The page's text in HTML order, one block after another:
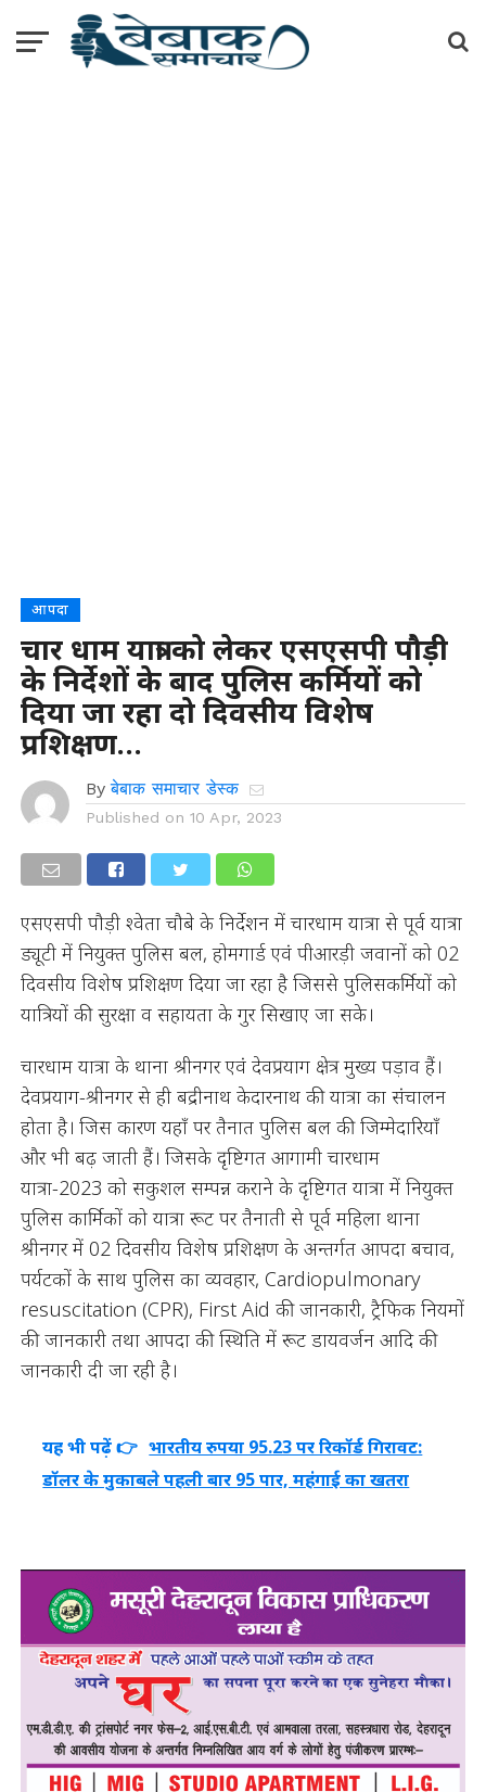
आपदा
चार धाम यात्रा को लेकर एसएसपी पौड़ी
के निर्देशों के बाद पुलिस कर्मियों को
दिया जा रहा दो दिवसीय विशेष
प्रशिक्षण…
By बेबाक समाचार डेस्क
Published on 10 Apr, 2023
एसएसपी पौड़ी श्वेता चौबे के निर्देशन में चारधाम यात्रा से पूर्व यात्रा
ड्यूटी में नियुक्त पुलिस बल, होमगार्ड एवं पीआरड़ी जवानों को 02
दिवसीय विशेष प्रशिक्षण दिया जा रहा है जिससे पुलिसकर्मियों को
यात्रियों की सुरक्षा व सहायता के गुर सिखाए जा सके।
चारधाम यात्रा के थाना श्रीनगर एवं देवप्रयाग क्षेत्र मुख्य पड़ाव हैं।
देवप्रयाग-श्रीनगर से ही बद्रीनाथ केदारनाथ की यात्रा का संचालन
होता है। जिस कारण यहाँ पर तैनात पुलिस बल की जिम्मेदारियाँ
और भी बढ़ जाती हैं। जिसके दृष्टिगत आगामी चारधाम
यात्रा-2023 को सकुशल सम्पन्न कराने के दृष्टिगत यात्रा में नियुक्त
पुलिस कार्मिकों को यात्रा रूट पर तैनाती से पूर्व महिला थाना
श्रीनगर में 02 दिवसीय विशेष प्रशिक्षण के अन्तर्गत आपदा बचाव,
पर्यटकों के साथ पुलिस का व्यवहार, Cardiopulmonary
resuscitation (CPR), First Aid की जानकारी, ट्रैफिक नियमों
की जानकारी तथा आपदा की स्थिति में रूट डायवर्जन आदि की
जानकारी दी जा रही है।
यह भी पढ़ें 👉 भारतीय रुपया 95.23 पर रिकॉर्ड गिरावट:
डॉलर के मुकाबले पहली बार 95 पार, महंगाई का खतरा